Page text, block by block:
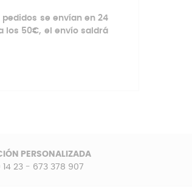
pedidos se envían en 24
los 50€, el envío saldrá
PERSONALIZADA
14 23 - 673 378 907